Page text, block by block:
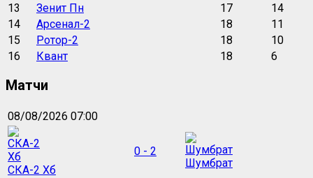
13
Зенит Пн 17
14
14
Арсенал-2 18
11
15
Ротор-2 18
10
16
Квант 18 6
Матчи
08/08/2026 07:00
СКА-2 Хб
0 - 2
Шумбрат